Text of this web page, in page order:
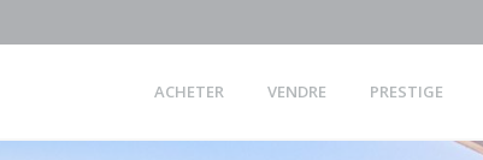
ACHETER VENDRE PRESTIGE